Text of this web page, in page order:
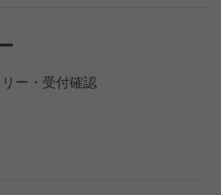
ー・受付確認